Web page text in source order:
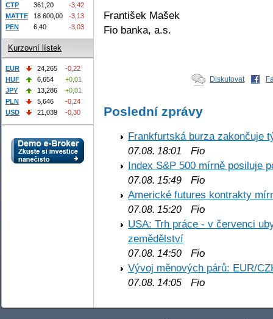
František Mašek
Fio banka, a.s.
Diskutovat
Poslední zprávy
Frankfurtská burza zakončuje
07.08. 18:01
Fio
Index S&P 500 mírně posiluje
07.08. 15:49 Fio
Americké futures kontrakty
07.08. 15:20 Fio
USA: Trh práce - v červenci
zemědělství
07.08. 14:50 Fio
Vývoj měnových párů: EUR/
07.08. 14:05 Fio
CTP
361,20
-3,42
MATTE
18 600,00
-3,13
PEN
6,40 -3,03
Kurzovní lístek
EUR 24,265
-0,22
HUF
6,654
+0,01
JPY
13,286
+0,01
PLN
5,646
-0,24
USD
21,039 -0,30